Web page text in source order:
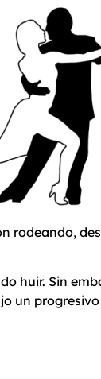
rodeando,
huir. Sin
un